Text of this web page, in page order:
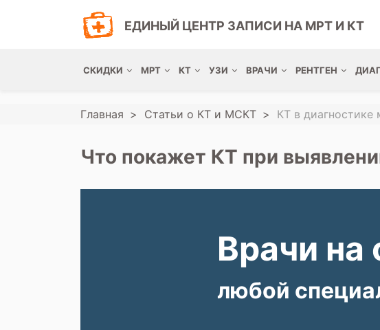
ЕДИНЫЙ ЦЕНТР ЗАПИСИ НА МРТ И КТ
СКИДКИ МРТ КТ УЗИ ВРАЧИ РЕНТГЕН
Главная Статьи о КТ и МСКТ КТ в диагностике
Что покажет КТ при
Врачи на
любой